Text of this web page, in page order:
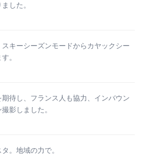
した。
キーシーズンモードからカヤックシー
。
待し、フランス人も協力、インバウン
影しました。
。地域の力で。